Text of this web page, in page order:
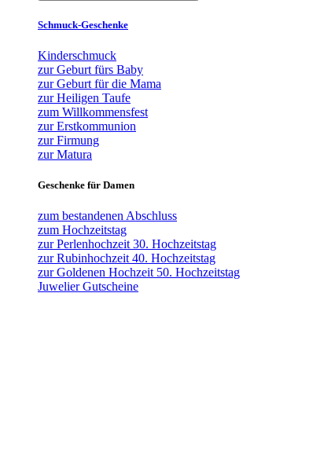
Schmuck-Geschenke
Kinderschmuck
zur Geburt fürs Baby
zur Geburt für die Mama
zur Heiligen Taufe
zum Willkommensfest
zur Erstkommunion
zur Firmung
zur Matura
Geschenke für Damen
zum bestandenen Abschluss
zum Hochzeitstag
zur Perlenhochzeit 30. Hochzeitstag
zur Rubinhochzeit 40. Hochzeitstag
zur Goldenen Hochzeit 50. Hochzeitstag
Juwelier Gutscheine